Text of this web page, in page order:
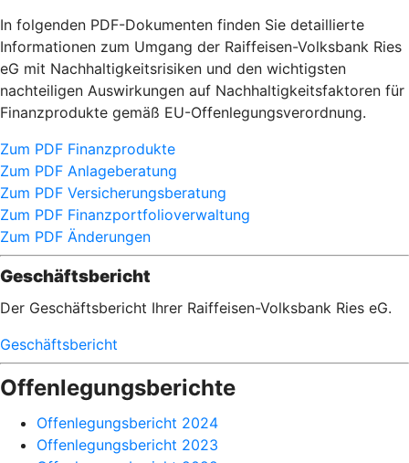
In folgenden PDF-Dokumenten finden Sie detaillierte
Informationen zum Umgang der Raiffeisen-Volksbank Ries
eG mit Nachhaltigkeitsrisiken und den wichtigsten
nachteiligen Auswirkungen auf Nachhaltigkeitsfaktoren für
Finanzprodukte gemäß EU-Offenlegungsverordnung.
Zum PDF Finanzprodukte
Zum PDF Anlageberatung
Zum PDF Versicherungsberatung
Zum PDF Finanzportfolioverwaltung
Zum PDF Änderungen
Geschäftsbericht
Der Geschäftsbericht Ihrer Raiffeisen-Volksbank Ries eG.
Geschäftsbericht
Offenlegungsberichte
Offenlegungsbericht 2024
Offenlegungsbericht 2023